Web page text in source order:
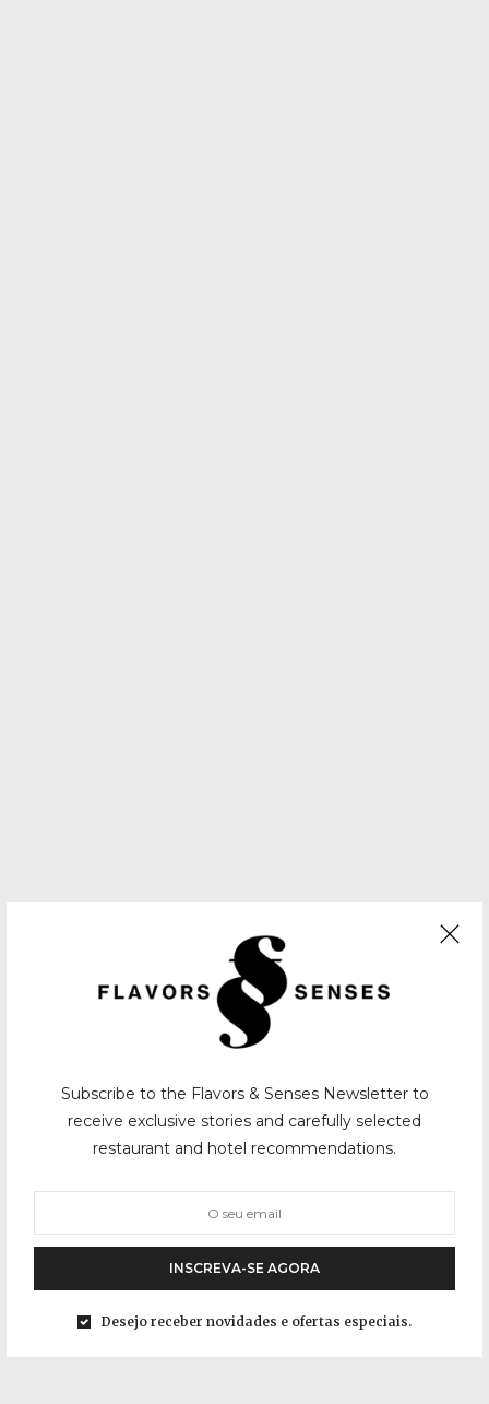
Subscribe to the Flavors & Senses Newsletter to
receive exclusive stories and carefully selected
restaurant and hotel recommendations.
INSCREVA-SE AGORA
Desejo receber novidades e ofertas especiais.